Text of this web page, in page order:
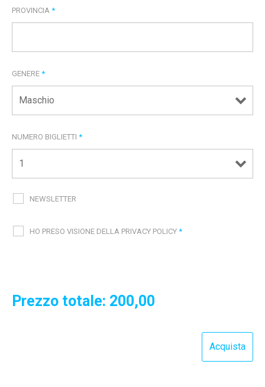
PROVINCIA *
GENERE *
NUMERO BIGLIETTI *
NEWSLETTER
HO PRESO VISIONE DELLA PRIVACY POLICY *
Prezzo totale: 200,00